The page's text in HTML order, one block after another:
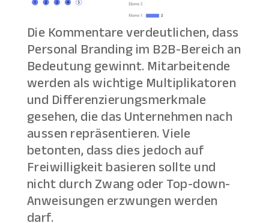
Die Kommentare verdeutlichen, dass
Personal Branding im B2B-Bereich an
Bedeutung gewinnt. Mitarbeitende
werden als wichtige Multiplikatoren
und Differenzierungsmerkmale
gesehen, die das Unternehmen nach
aussen repräsentieren. Viele
betonten, dass dies jedoch auf
Freiwilligkeit basieren sollte und
nicht durch Zwang oder Top-down-
Anweisungen erzwungen werden
darf.